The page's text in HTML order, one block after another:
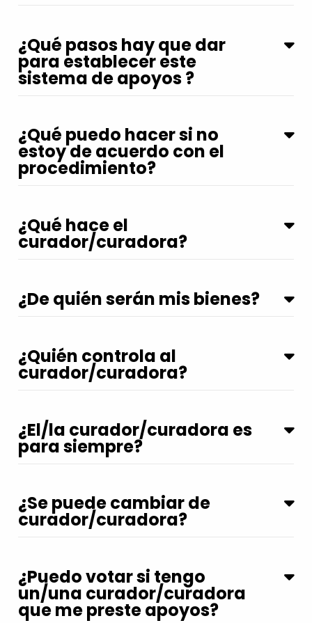
¿Qué pasos hay que dar
para establecer este
sistema de apoyos ?
¿Qué puedo hacer si no
estoy de acuerdo con el
procedimiento?
¿Qué hace el
curador/curadora?
¿De quién serán mis bienes?
¿Quién controla al
curador/curadora?
¿El/la curador/curadora es
para siempre?
¿Se puede cambiar de
curador/curadora?
¿Puedo votar si tengo
un/una curador/curadora
que me preste apoyos?